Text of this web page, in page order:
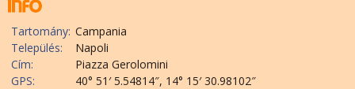
Tartomány: Campania
Település:
Napoli
Cím:
Piazza Gerolomini
GPS:
40° 51′ 5.54814″, 14° 15′ 30.98102″